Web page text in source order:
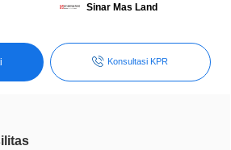
Sinar Mas Land
Konsultasi KPR